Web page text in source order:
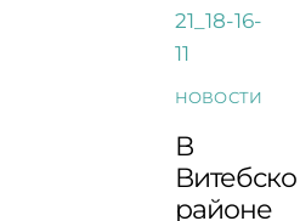
НОВОСТИ
В
районе